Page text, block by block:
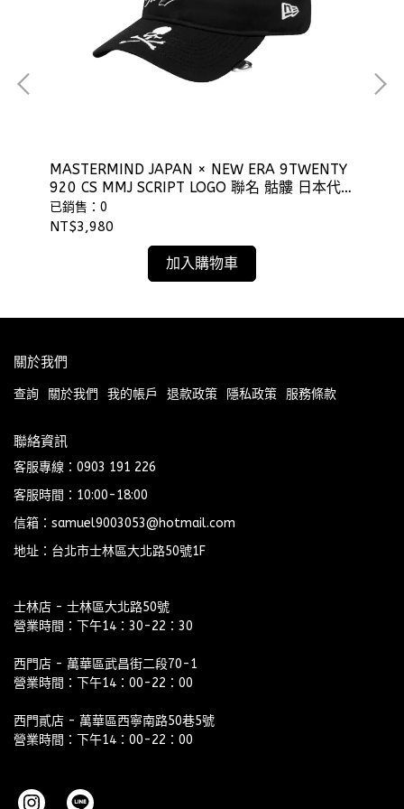
MASTERMIND JAPAN × NEW ERA 9TWENTY
920 CS MMJ SCRIPT LOGO 聯名 骷髏 日本代
購 ⫷ScrewCap⫸
已銷售：0
NT$3,980
加入購物車
關於我們
查詢 關於我們 我的帳戶 退款政策 隱私政策 服務條款
聯絡資訊
客服專線：0903 191 226
客服時間：10:00-18:00
信箱：samuel9003053@hotmail.com
地址：台北市士林區大北路50號1F
士林店 - 士林區大北路50號
營業時間：下午14：30-22：30
西門店 - 萬華區武昌街二段70-1
營業時間：下午14：00-22：00
西門貳店 - 萬華區西寧南路50巷5號
營業時間：下午14：00-22：00